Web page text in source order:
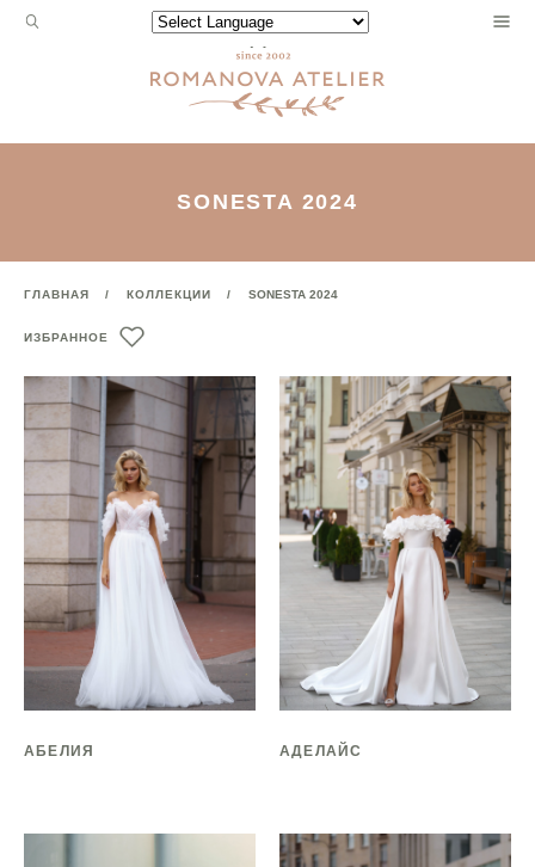
Запрос
Powered by
SONESTA 2024
ГЛАВНАЯ КОЛЛЕКЦИИ SONESTA 2024
ИЗБРАННОЕ
АБЕЛИЯ АДЕЛАЙС